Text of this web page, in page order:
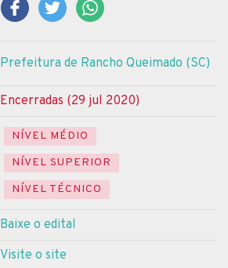
Prefeitura de Rancho Queimado (SC)
Encerradas (29 jul 2020)
NÍVEL MÉDIO
NÍVEL SUPERIOR
NÍVEL TÉCNICO
Baixe o edital
Visite o site